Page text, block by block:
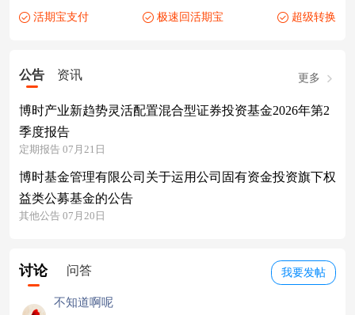
活期宝支付 极速回活期宝 超级转换
公告 资讯 更多
博时产业新趋势灵活配置混合型证券投资基金2026年第2
季度报告
定期报告 07月21日
博时基金管理有限公司关于运用公司固有资金投资旗下权
益类公募基金的公告
其他公告 07月20日
我要发帖
讨论 问答
不知道啊呢